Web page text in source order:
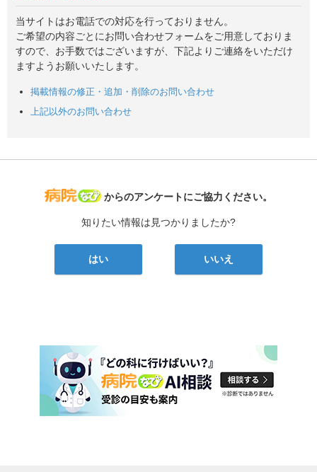
当サイトはお電話での対応を行っておりません。
ご希望の内容ごとにお問い合わせフォームをご用意しておりま
すので、お手数ではございますが、下記よりご連絡をいただけ
ますようお願いいたします。
掲載情報の修正・追加・削除のお問い合わせ
上記以外のお問い合わせ
病院なび
からのアンケートにご協力ください。
知りたい情報は見つかりましたか?
はい いいえ